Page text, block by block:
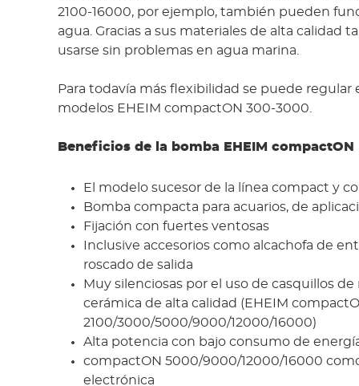
2100-16000, por ejemplo, también pueden
agua. Gracias a sus materiales de alta calidad
usarse sin problemas en agua marina.
Para todavía más flexibilidad se puede regular
modelos EHEIM compactON 300-3000.
Beneficios de la bomba EHEIM compactON
El modelo sucesor de la línea compact y
Bomba compacta para acuarios, de
Fijación con fuertes ventosas
Inclusive accesorios como alcachofa de
roscado de salida
Muy silenciosas por el uso de casquillos
cerámica de alta calidad (EHEIM
2100/3000/5000/9000/12000/16000)
Alta potencia con bajo consumo de
compactON 5000/9000/12000/16000
electrónica